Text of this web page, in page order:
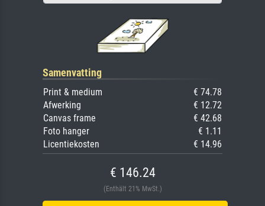
Samenvatting
Print & medium
€ 74.78
Afwerking
€ 12.72
Canvas frame
€ 42.68
Foto hanger
€ 1.11
Licentiekosten
€ 14.96
€ 146.24
(Enthält 21% MwSt.)